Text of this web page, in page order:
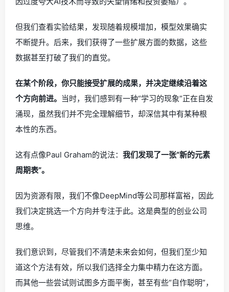
但我们查看实验结果，发现随着规模增加，模型效果确实
不断提升。后来，我们获得了一些扩展方面的数据，这些
数据甚至打破了我们的直觉。
在某个阶段，你只能接受扩展的成果，并决定继续沿着这
个方向前进。 当时，我们感到有一种“学习的现象”正在自发
涌现，虽然我们并不完全理解细节，却深信其中有某种根
本性的东西。
这有点像Paul Graham的说法： 我们发现了一张“新的元素
周期表”。
因为资源有限，我们不像DeepMind等公司那样富裕，因此
我们决定挑选一个方向并专注于此。这是典型的创业公司
思维。
我们意识到，尽管我们不清楚未来会如何，但我们至少知
道这个方法有效，所以我们选择全力集中精力在这方面。
而其他一些尝试则试图多方面平衡，甚至有些“自作聪明”，